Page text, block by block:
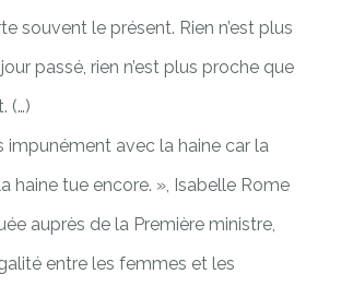
souvent le présent. Rien n’est plus
passé, rien n’est plus proche que
(…)
impunément avec la haine car la
haine tue encore. », Isabelle Rome
auprès de la Première ministre,
entre les femmes et les